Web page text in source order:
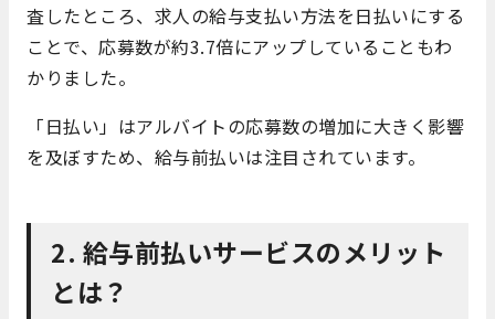
査したところ、求人の給与支払い方法を日払いにする
ことで、応募数が約3.7倍にアップしていることもわ
かりました。
「日払い」はアルバイトの応募数の増加に大きく影響
を及ぼすため、給与前払いは注目されています。
2. 給与前払いサービスのメリット
とは？